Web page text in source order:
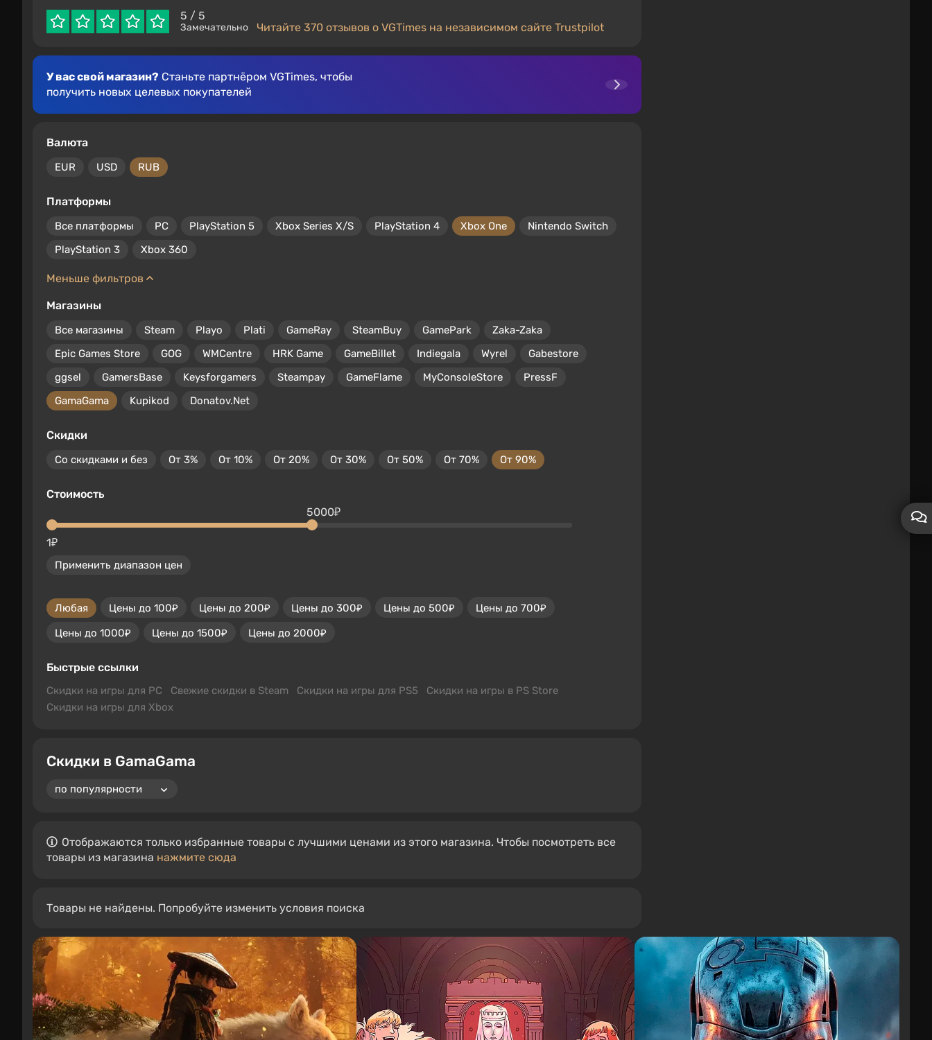
5 / 5
Замечательно Читайте 370 отзывов о VGTimes на независимом сайте Trustpilot
У вас свой магазин? Станьте партнёром VGTimes, чтобы
получить новых целевых покупателей
Валюта
EUR USD RUB
Платформы
Все платформы PC PlayStation 5 Xbox Series X/S PlayStation 4 Xbox One
Nintendo Switch
PlayStation 3
Xbox 360
Меньше фильтров
Магазины
Все магазины Steam Playo Plati GameRay SteamBuy GamePark
Zaka-Zaka
Epic Games Store
GOG WMCentre HRK Game GameBillet Indiegala Wyrel
Gabestore
ggsel
GamersBase Keysforgamers Steampay GameFlame MyConsoleStore
PressF
GamaGama
Kupikod Donatov.Net
Скидки
Со скидками и без От 3% От 10% От 20% От 30% От 50% От 70% От 90%
Стоимость
1₽
5000₽
Применить диапазон цен
Любая Цены до 100₽ Цены до 200₽ Цены до 300₽ Цены до 500₽
Цены до 700₽
Цены до 1000₽
Цены до 1500₽ Цены до 2000₽
Быстрые ссылки
Скидки на игры для PC Свежие скидки в Steam Скидки на игры для PS5
Скидки на игры в PS Store
Скидки на игры для Xbox
Скидки в GamaGama
Отображаются только избранные товары с лучшими ценами из этого магазина. Чтобы посмотреть все
товары из магазина нажмите сюда
Товары не найдены. Попробуйте изменить условия поиска